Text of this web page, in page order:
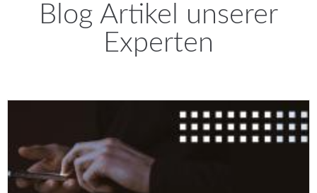
Blog Artikel unserer
Experten